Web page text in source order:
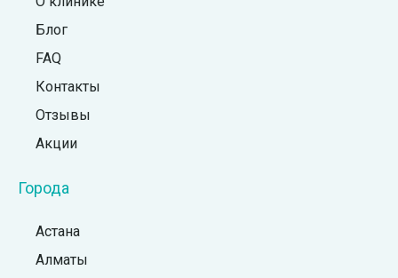
Блог
FAQ
Контакты
Отзывы
Акции
Города
Астана
Алматы